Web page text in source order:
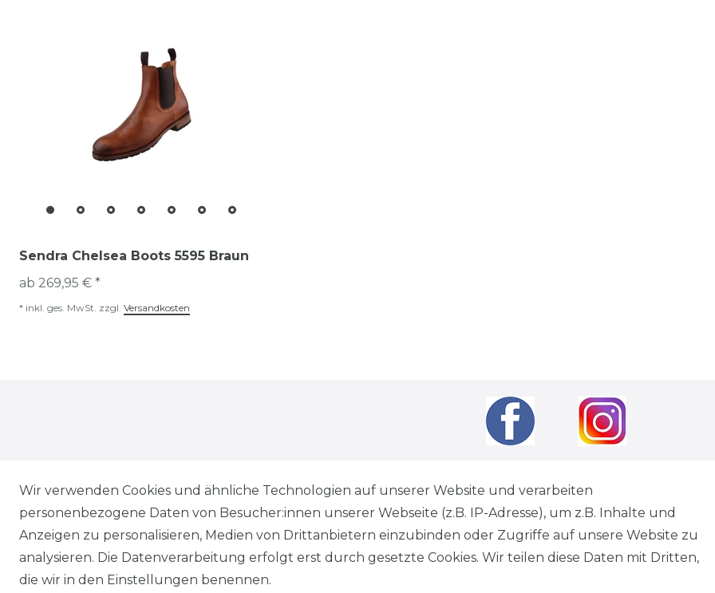
Sendra Chelsea Boots 5595 Braun
ab 269,95 € *
* inkl. ges. MwSt. zzgl. Versandkosten
* Alle Preise inkl. gesetzl. Mehrwertsteuer zzgl.Versandkostenwenn nicht anders angegeben.
** Lieferung innerhalb von Deutschland in 1-3 Werktagen
*** Unverbindliche Preisempfehlung des Herstellers
Wir verwenden Cookies und ähnliche Technologien auf unserer Website und verarbeiten
personenbezogene Daten von Besucher:innen unserer Webseite (z.B. IP-Adresse), um z.B. Inhalte und
Anzeigen zu personalisieren, Medien von Drittanbietern einzubinden oder Zugriffe auf unsere Website zu
analysieren. Die Datenverarbeitung erfolgt erst durch gesetzte Cookies. Wir teilen diese Daten mit Dritten,
die wir in den Einstellungen benennen.